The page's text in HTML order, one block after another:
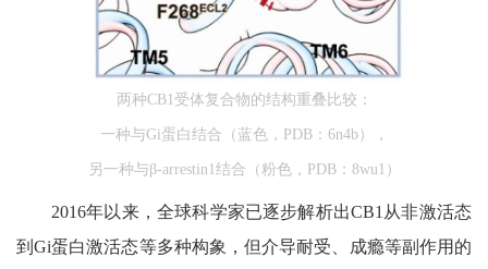
两种CB1受体复合物的结构重叠比较：
一种与Gi蛋白结合（蓝色，PDB：6n4b），
另一种与β-arrestin1结合（粉色，PDB：8wu1）
2016年以来，全球科学家已逐步解析出CB1从非激活态
到Gi蛋白激活态等多种构象，但介导耐受、成瘾等副作用的